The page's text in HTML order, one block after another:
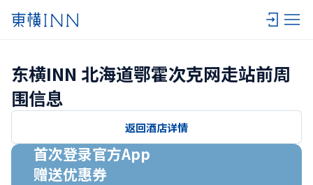
东横INN 北海道鄂霍次克网走站前周
围信息
返回酒店详情
首次登录官方App
赠送优惠券